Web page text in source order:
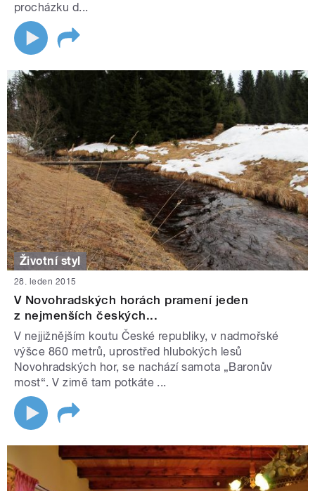
procházku d...
Životní styl
28. leden 2015
V Novohradských horách pramení jeden
z nejmenších českých...
V nejjižnějším koutu České republiky, v nadmořské
výšce 860 metrů, uprostřed hlubokých lesů
Novohradských hor, se nachází samota „Baronův
most“. V zimě tam potkáte ...